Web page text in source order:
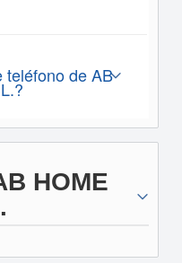
teléfono de AB
HOME